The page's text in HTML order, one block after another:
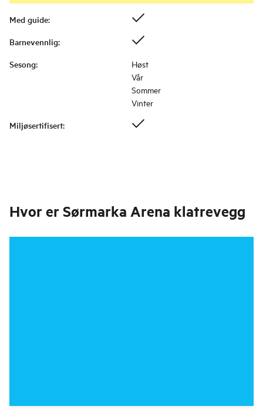
Med guide:
Barnevennlig:
Sesong:
Høst
Vår
Sommer
Vinter
Miljøsertifisert:
Hvor er Sørmarka Arena klatrevegg